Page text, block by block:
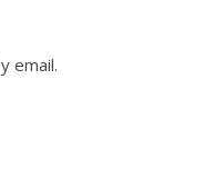
email.